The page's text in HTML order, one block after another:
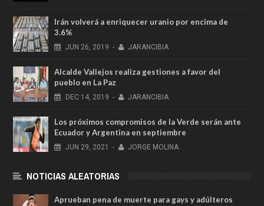
Irán volverá a enriquecer uranio por encima de
3.6%
JUN 26, 2019 - JARANCIBIA
Alcalde Vallejos realiza gestiones a favor del
pueblo en La Paz
DEC 14, 2019 - JARANCIBIA
Los próximos compromisos de la Verde serán ante
Ecuador y Argentina en septiembre
JUN 29, 2021 - JORGE MOLINA
NOTICIAS ALEATORIAS
Aprueban pena de muerte para gays y adúlteros